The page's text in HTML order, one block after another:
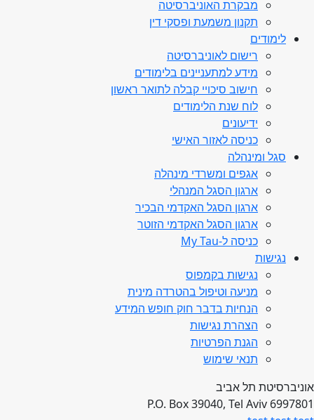
מבקרת האוניברסיטה
תקנון משמעת ופסקי דין
לימודים
רישום לאוניברסיטה
מידע למתעניינים בלימודים
חישוב סיכויי קבלה לתואר ראשון
לוח שנת הלימודים
ידיעונים
כניסה לאזור האישי
סגל ומינהלה
אגפים ומשרדי מינהלה
ארגון הסגל המנהלי
ארגון הסגל האקדמי הבכיר
ארגון הסגל האקדמי הזוטר
כניסה ל-My Tau
נגישות
נגישות בקמפוס
מניעה וטיפול בהטרדה מינית
הנחיות בדבר חוק חופש המידע
הצהרת נגישות
הגנת הפרטיות
תנאי שימוש
אוניברסיטת תל אביב
P.O. Box 39040, Tel Aviv 6997801